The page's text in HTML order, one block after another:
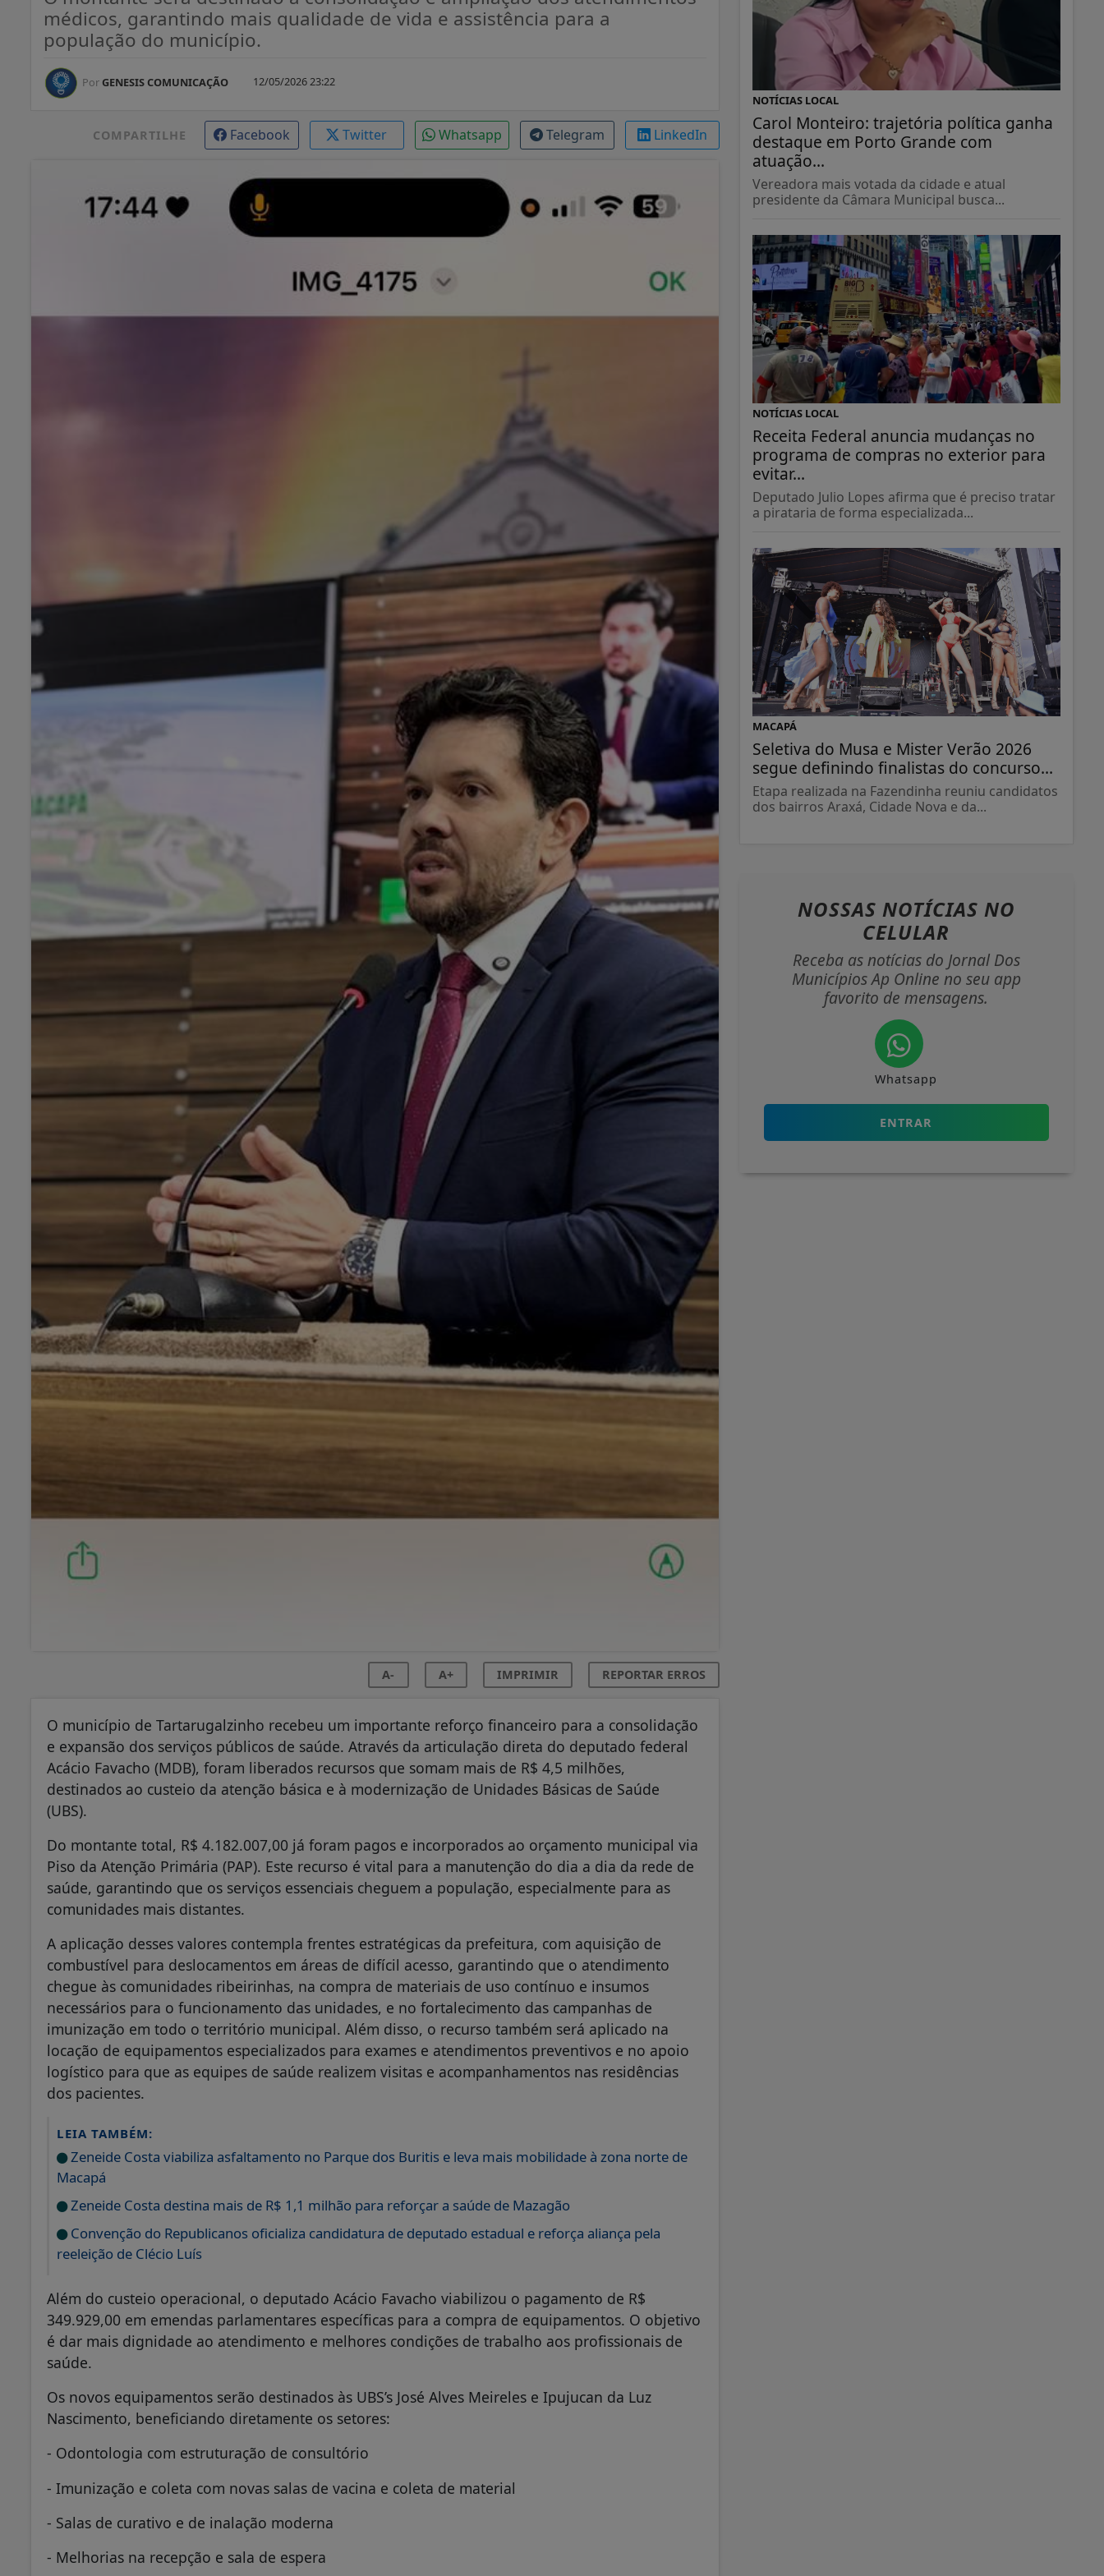
médicos, garantindo mais qualidade de vida e assistência para a
população do município.
Por GENESIS COMUNICAÇÃO 12/05/2026 23:22
COMPARTILHE Facebook Twitter Whatsapp Telegram LinkedIn
A- A+ IMPRIMIR REPORTAR ERROS
O município de Tartarugalzinho recebeu um importante reforço financeiro para a consolidação
e expansão dos serviços públicos de saúde. Através da articulação direta do deputado federal
Acácio Favacho (MDB), foram liberados recursos que somam mais de R$ 4,5 milhões,
destinados ao custeio da atenção básica e à modernização de Unidades Básicas de Saúde
(UBS).
Do montante total, R$ 4.182.007,00 já foram pagos e incorporados ao orçamento municipal via
Piso da Atenção Primária (PAP). Este recurso é vital para a manutenção do dia a dia da rede de
saúde, garantindo que os serviços essenciais cheguem a população, especialmente para as
comunidades mais distantes.
A aplicação desses valores contempla frentes estratégicas da prefeitura, com aquisição de
combustível para deslocamentos em áreas de difícil acesso, garantindo que o atendimento
chegue às comunidades ribeirinhas, na compra de materiais de uso contínuo e insumos
necessários para o funcionamento das unidades, e no fortalecimento das campanhas de
imunização em todo o território municipal. Além disso, o recurso também será aplicado na
locação de equipamentos especializados para exames e atendimentos preventivos e no apoio
logístico para que as equipes de saúde realizem visitas e acompanhamentos nas residências
dos pacientes.
LEIA TAMBÉM:
Zeneide Costa viabiliza asfaltamento no Parque dos Buritis e leva mais mobilidade à zona norte de
Macapá
Zeneide Costa destina mais de R$ 1,1 milhão para reforçar a saúde de Mazagão
Convenção do Republicanos oficializa candidatura de deputado estadual e reforça aliança pela
reeleição de Clécio Luís
Além do custeio operacional, o deputado Acácio Favacho viabilizou o pagamento de R$
349.929,00 em emendas parlamentares específicas para a compra de equipamentos. O objetivo
é dar mais dignidade ao atendimento e melhores condições de trabalho aos profissionais de
saúde.
Os novos equipamentos serão destinados às UBS’s José Alves Meireles e Ipujucan da Luz
Nascimento, beneficiando diretamente os setores:
- Odontologia com estruturação de consultório
- Imunização e coleta com novas salas de vacina e coleta de material
- Salas de curativo e de inalação moderna
- Melhorias na recepção e sala de espera
NOTÍCIAS LOCAL
Carol Monteiro: trajetória política ganha
destaque em Porto Grande com
atuação...
Vereadora mais votada da cidade e atual
presidente da Câmara Municipal busca...
NOTÍCIAS LOCAL
Receita Federal anuncia mudanças no
programa de compras no exterior para
evitar...
Deputado Julio Lopes afirma que é preciso tratar
a pirataria de forma especializada...
MACAPÁ
Seletiva do Musa e Mister Verão 2026
segue definindo finalistas do concurso...
Etapa realizada na Fazendinha reuniu candidatos
dos bairros Araxá, Cidade Nova e da...
NOSSAS NOTÍCIAS NO
CELULAR
Receba as notícias do Jornal Dos
Municípios Ap Online no seu app
favorito de mensagens.
Whatsapp
ENTRAR